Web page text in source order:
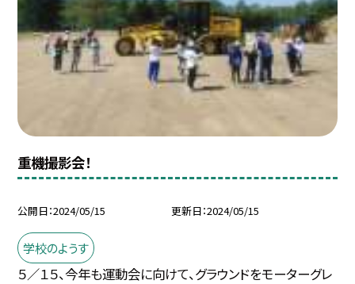
重機撮影会！
公開日 2024/05/15 更新日 2024/05/15
学校のようす
５／１５、今年も運動会に向けて、グラウンドをモーターグレ